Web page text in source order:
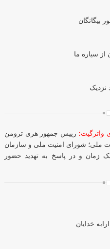
بیگانگان
از سیاره ما
نزدیک
واترگیت: رییس جمهور هری ترومن
12؛ قانون امنیت ملی؛ شورای امنیت ملی و سازمان
یک زمان و در پاسخ به تهدید حضور
خدایان